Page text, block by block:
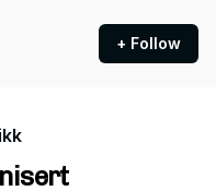
+ Follow